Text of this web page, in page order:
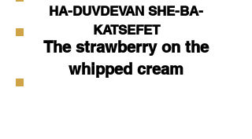
HA-DUVDEVAN SHE-BA-
KATSEFET
The strawberry on the
whipped cream